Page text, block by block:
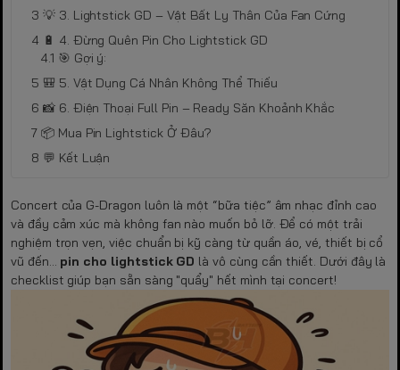
💡 3. Lightstick GD – Vật Bất Ly Thân Của Fan Cứng
🔋 4. Đừng Quên Pin Cho Lightstick GD
🎯 Gợi ý:
🎒 5. Vật Dụng Cá Nhân Không Thể Thiếu
📸 6. Điện Thoại Full Pin – Ready Săn Khoảnh Khắc
📦 Mua Pin Lightstick Ở Đâu?
💬 Kết Luận
Concert của G-Dragon luôn là một “bữa tiệc” âm nhạc đỉnh cao
và đầy cảm xúc mà không fan nào muốn bỏ lỡ. Để có một trải
nghiệm trọn vẹn, việc chuẩn bị kỹ càng từ quần áo, vé, thiết bị cổ
vũ đến... pin cho lightstick GD là vô cùng cần thiết. Dưới đây là
checklist giúp bạn sẵn sàng "quẩy" hết mình tại concert!